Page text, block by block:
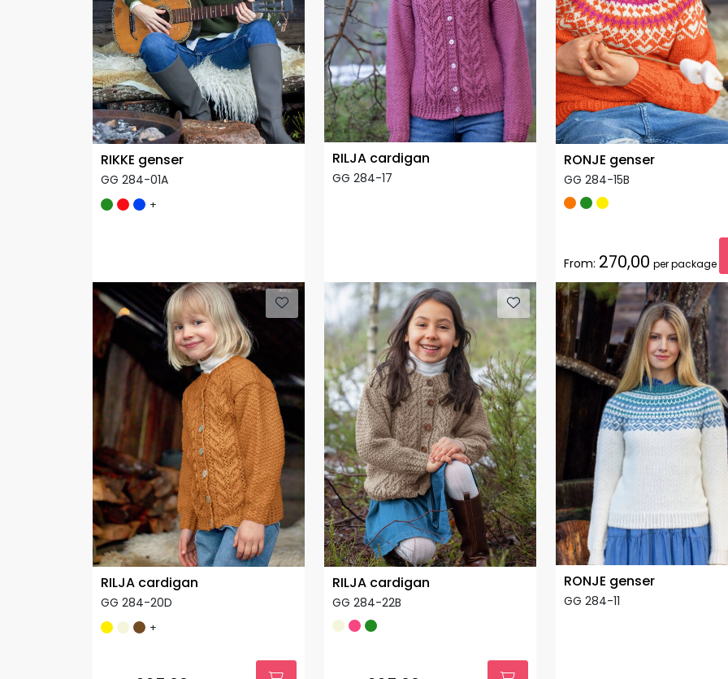
RIKKE genser
GG 284-01A
+
RILJA cardigan
GG 284-17
RONJE genser
GG 284-15B
From: 270,00 per package
RILJA cardigan
GG 284-20D
+
RILJA cardigan
GG 284-22B
RONJE genser
GG 284-11